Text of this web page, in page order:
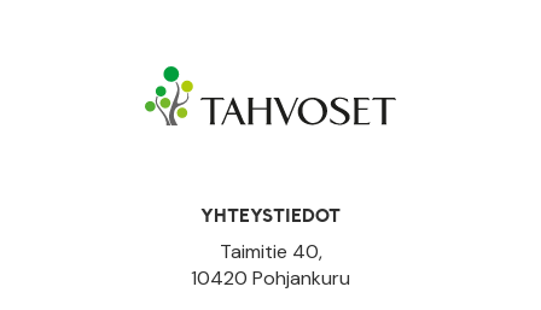
YHTEYSTIEDOT
Taimitie 40,
10420 Pohjankuru